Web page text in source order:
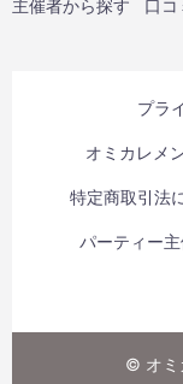
主催者から探す 口コ
プラ
オミカレメ
特定商取引法
パーティー
© オミ